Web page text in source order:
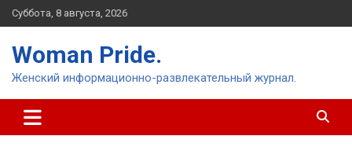
Перейти
к
Суббота, 8 августа, 2026
Woman Pride.
Женский информационно-развлекательный журнал.